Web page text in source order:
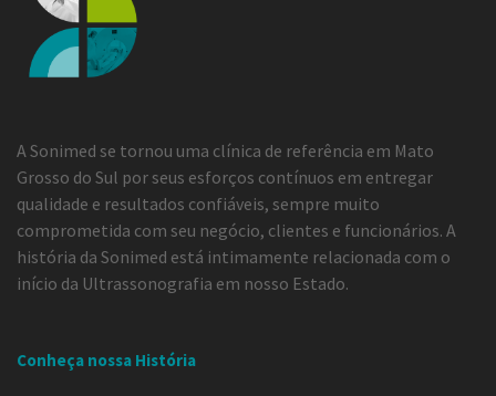
A Sonimed se tornou uma clínica de referência em Mato
Grosso do Sul por seus esforços contínuos em entregar
qualidade e resultados confiáveis, sempre muito
comprometida com seu negócio, clientes e funcionários. A
história da Sonimed está intimamente relacionada com o
início da Ultrassonografia em nosso Estado.
Conheça nossa História